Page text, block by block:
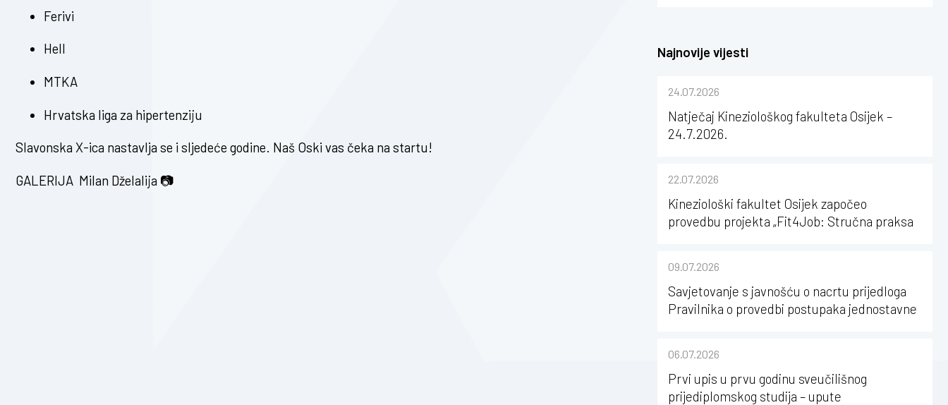
Ferivi
Hell
MTKA
Hrvatska liga za hipertenziju
Slavonska X-ica nastavlja se i sljedeće godine. Naš Oski vas čeka na startu!
GALERIJA Milan Dželalija 📷
Najnovije vijesti
24.07.2026
Natječaj Kineziološkog fakulteta Osijek –
24.7.2026.
22.07.2026
Kineziološki fakultet Osijek započeo
provedbu projekta „Fit4Job: Stručna praksa
09.07.2026
Savjetovanje s javnošću o nacrtu prijedloga
Pravilnika o provedbi postupaka jednostavne
Strossmayera u Osijeku
06.07.2026
Prvi upis u prvu godinu sveučilišnog
prijediplomskog studija – upute